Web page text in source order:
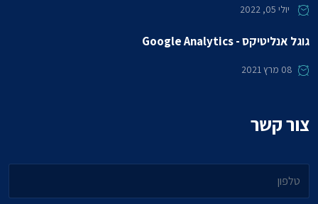
יולי 05, 2022
גוגל אנליטיקס - Google Analytics
08 מרץ 2021
צור קשר